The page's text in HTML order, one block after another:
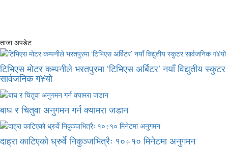
ताजा अपडेट
टिभिएस मोटर कम्पनीले भरतपुरमा ‘टिभिएस अर्बिटर’ नयाँ विद्युतीय स्कुटर
सार्वजनिक ग¥यो
बाघ र चितुवा अनुगमन गर्न क्यामरा जडान
दाह्रा काटिएको ध्रुर्वे निकुञ्जभित्रैः १०÷१० मिनेटमा अनुगमन